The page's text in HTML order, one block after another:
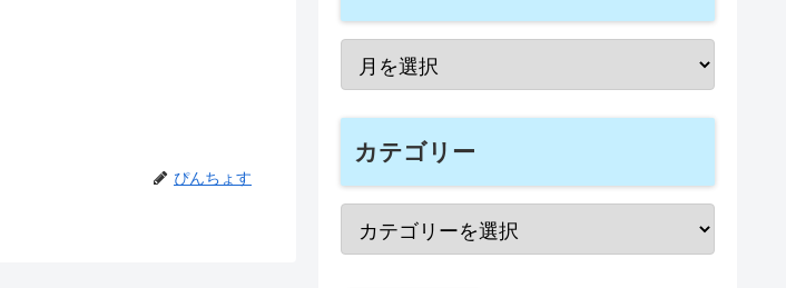
ぴんちょす
カテゴリー